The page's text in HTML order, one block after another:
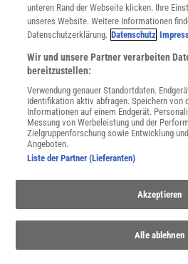
Alle Artikel
Impressum
Angebote für Schulen
Angebote für Institutionen
Sprachen lernen mit Gymglish
Lexika
Für Spektrum schreiben
Zugänglichkeitserklärung
WEBSEITEN
KielSCN
Wissenschaft in die Schulen
SciLogs
unteren Rand der Webseite klicken. Ihre
unseres Website. Weitere Informationen
Datenschutzerklärung. Datenschutz
Wir und unsere Partner verarbeiten
bereitzustellen:
Verwendung genauer Standortdaten.
Identifikation aktiv abfragen. Speichern von
Informationen auf einem Endgerät.
Messung von Werbeleistung und der
Zielgruppenforschung sowie Entwicklung
Angeboten.
Liste der Partner (Lieferanten)
Akzeptieren
Alle ablehnen